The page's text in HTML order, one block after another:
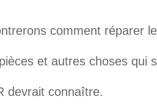
comment réparer
et autres choses qui
devrait connaître.